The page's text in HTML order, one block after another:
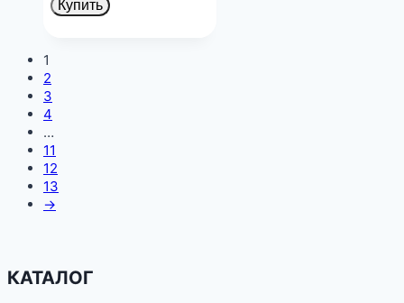
Купить
1
2
3
4
…
11
12
13
→
КАТАЛОГ